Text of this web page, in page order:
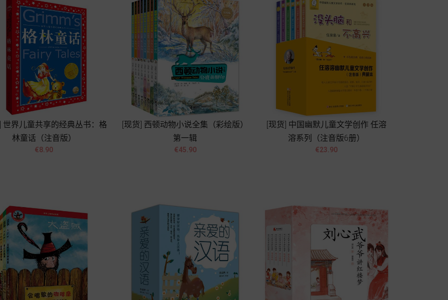
世界儿童共享的经典丛书：格
林童话（注音版）
價
€8.90
 
[现货] 西顿动物小说全集（彩绘版）
第一辑
價
€45.90
 
[现货] 中国幽默儿童文学创作 任溶
溶系列（注音版6册）
價
€23.90
 